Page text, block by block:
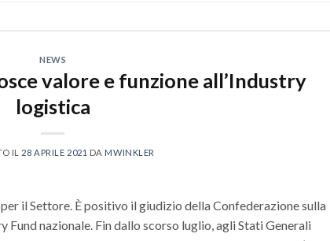
NEWS
valore e funzione all’Industry
logistica
IL 28 APRILE 2021 DA MWINKLER
il Settore. È positivo il giudizio della Confederazione sulla
nazionale. Fin dallo scorso luglio, agli Stati Generali